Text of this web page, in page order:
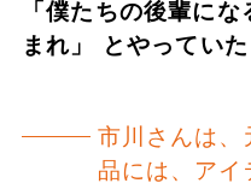
「僕たちの後輩に
まれ」 とやっていた
市川さんは、
品には、アイ